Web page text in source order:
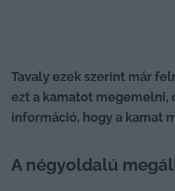
Tavaly ezek szerint már
ezt a kamatot megemelni,
információ, hogy a kamat
A négyoldalú